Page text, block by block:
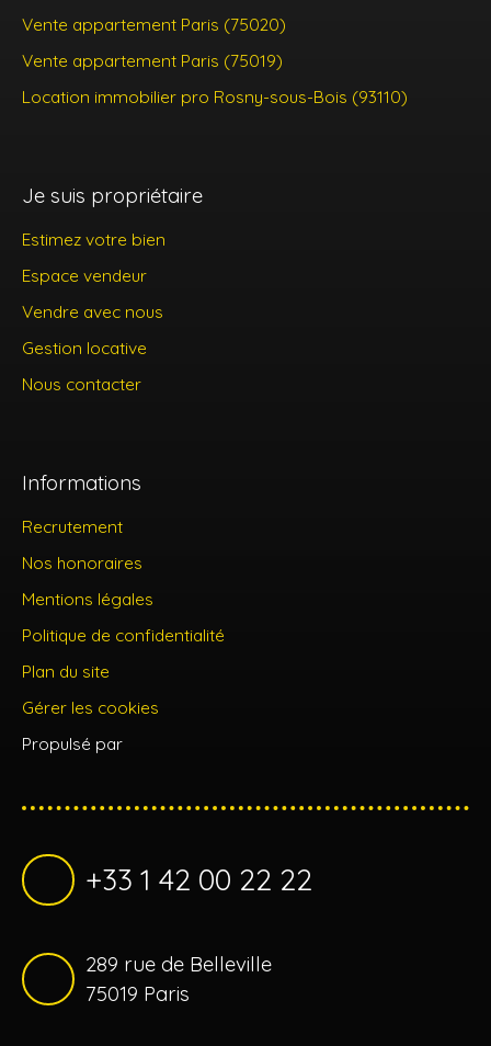
Vente appartement Paris (75020)
Vente appartement Paris (75019)
Location immobilier pro Rosny-sous-Bois (93110)
Je suis propriétaire
Estimez votre bien
Espace vendeur
Vendre avec nous
Gestion locative
Nous contacter
Informations
Recrutement
Nos honoraires
Mentions légales
Politique de confidentialité
Plan du site
Gérer les cookies
Propulsé par
+33 1 42 00 22 22
289 rue de Belleville
75019 Paris